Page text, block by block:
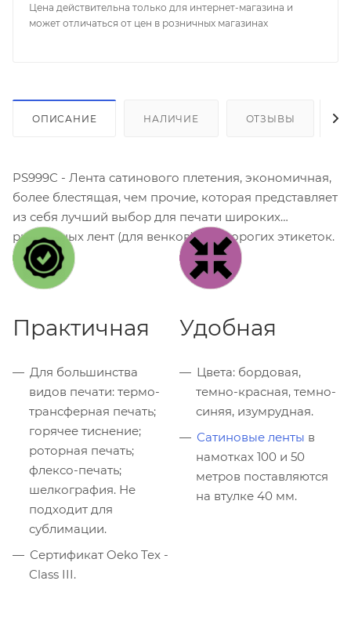
Цена действительна только для интернет-магазина и
может отличаться от цен в розничных магазинах
ОПИСАНИЕ НАЛИЧИЕ ОТЗЫВЫ
PS999С - Лента сатинового плетения, экономичная,
более блестящая, чем прочие, которая представляет
из себя лучший выбор для печати широких
ритуальных лент (для венков) и недорогих этикеток.
Практичная
Для большинства
видов печати: термо-
трансферная печать;
горячее тиснение;
роторная печать;
флексо-печать;
шелкография. Не
подходит для
сублимации.
Сертификат Oeko Tex -
Class III.
Удобная
Цвета: бордовая,
темно-красная, темно-
синяя, изумрудная.
Сатиновые ленты в
намотках 100 и 50
метров поставляются
на втулке 40 мм.